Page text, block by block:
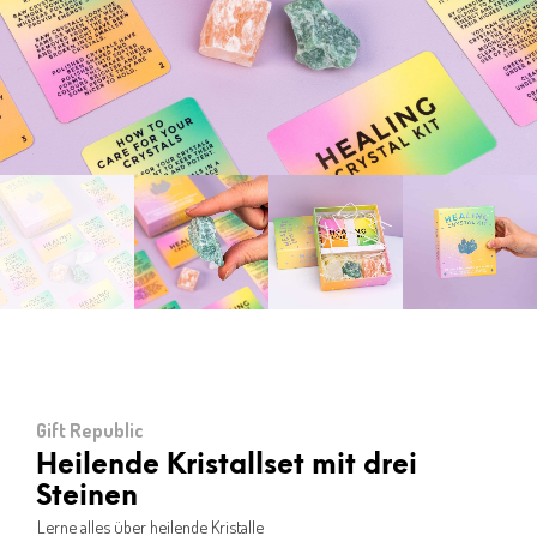
Gift Republic
Heilende Kristallset mit drei
Steinen
Lerne alles über heilende Kristalle